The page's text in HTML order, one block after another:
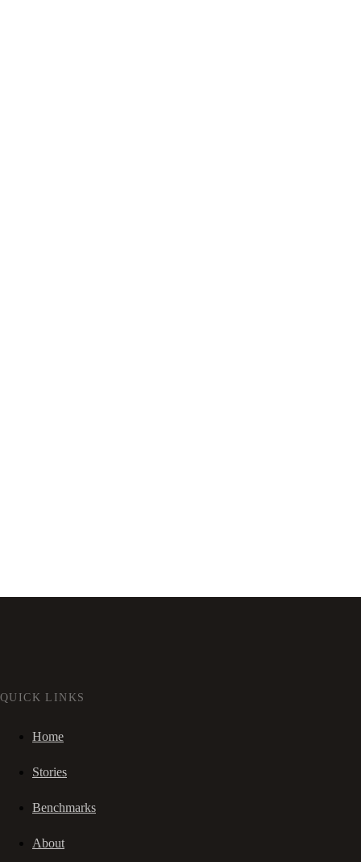
QUICK LINKS
Home
Stories
Benchmarks
About